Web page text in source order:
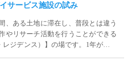
サービス施設の試み
、ある土地に滞在し、普段とは違う
やリサーチ活動を行うことができる
レジデンス）】の場です。1年が経過